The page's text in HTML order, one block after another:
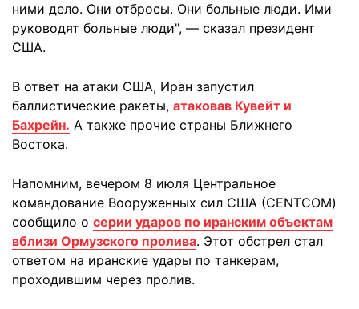
ними дело. Они отбросы. Они больные люди. Ими
руководят больные люди", — сказал президент
США.
В ответ на атаки США, Иран запустил
баллистические ракеты, атаковав Кувейт и
Бахрейн. А также прочие страны Ближнего
Востока.
Напомним, вечером 8 июля Центральное
командование Вооруженных сил США (CENTCOM)
сообщило о серии ударов по иранским объектам
вблизи Ормузского пролива. Этот обстрел стал
ответом на иранские удары по танкерам,
проходившим через пролив.